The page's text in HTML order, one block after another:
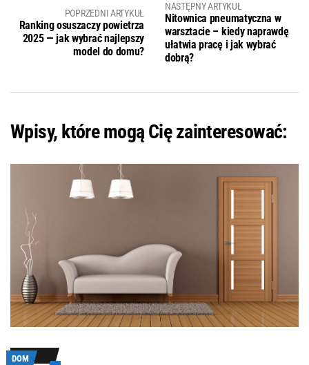
POPRZEDNI ARTYKUŁ
Ranking osuszaczy powietrza
2025 — jak wybrać najlepszy
model do domu?
NASTĘPNY ARTYKUŁ
Nitownica pneumatyczna w
warsztacie – kiedy naprawdę
ułatwia pracę i jak wybrać
dobrą?
Wpisy, które mogą Cię zainteresować:
DOM